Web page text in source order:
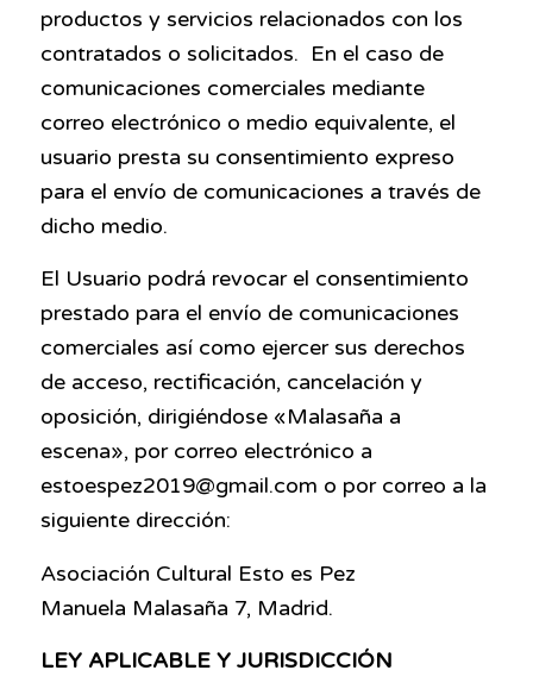
productos y servicios relacionados con los
contratados o solicitados. En el caso de
comunicaciones comerciales mediante
correo electrónico o medio equivalente, el
usuario presta su consentimiento expreso
para el envío de comunicaciones a través de
dicho medio.
El Usuario podrá revocar el consentimiento
prestado para el envío de comunicaciones
comerciales así como ejercer sus derechos
de acceso, rectificación, cancelación y
oposición, dirigiéndose «Malasaña a
escena», por correo electrónico a
estoespez2019@gmail.com o por correo a la
siguiente dirección:
Asociación Cultural Esto es Pez
Manuela Malasaña 7, Madrid.
LEY APLICABLE Y JURISDICCIÓN